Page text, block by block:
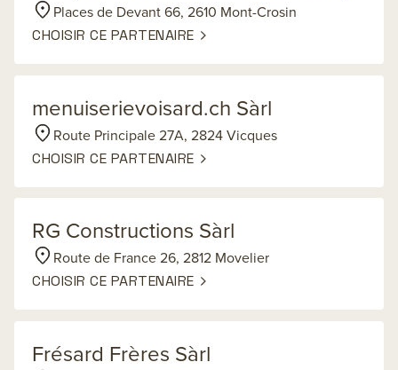
Places de Devant 66, 2610 Mont-Crosin
CHOISIR CE PARTENAIRE
menuiserievoisard.ch Sàrl
Route Principale 27A, 2824 Vicques
CHOISIR CE PARTENAIRE
RG Constructions Sàrl
Route de France 26, 2812 Movelier
CHOISIR CE PARTENAIRE
Frésard Frères Sàrl